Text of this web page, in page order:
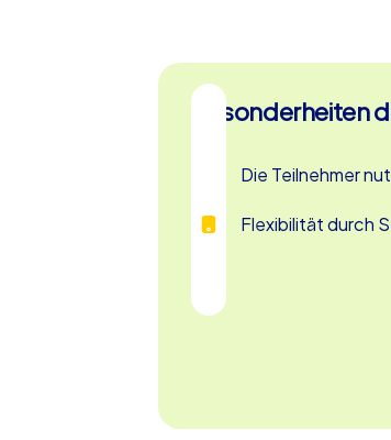
Besonderheiten
Die Teilnehmer
Flexibilität durch